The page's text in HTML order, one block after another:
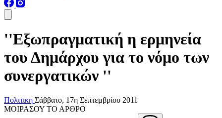
''Εξωπραγματική η ερμηνεία
του Δημάρχου για το νόμο των
συνεργατικών ''
Πολιτικη Σάββατο, 17η Σεπτεμβρίου 2011
ΜΟΙΡΑΣΟΥ ΤΟ ΑΡΘΡΟ